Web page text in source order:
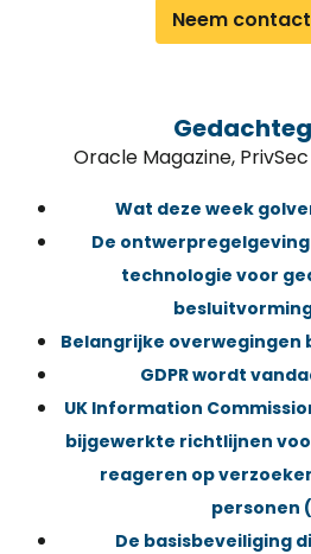
Neem
Oracle Magazine,
Wat deze week
De
technologie voor
Belangrijke overwegingen
GDPR wordt
UK Information
bijgewerkte richtlijnen
reageren op
personen
De basisbeveiliging